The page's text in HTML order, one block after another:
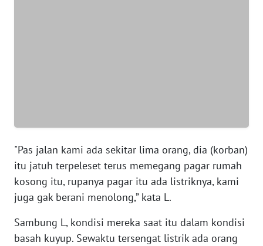
"Pas jalan kami ada sekitar lima orang, dia (korban)
itu jatuh terpeleset terus memegang pagar rumah
kosong itu, rupanya pagar itu ada listriknya, kami
juga gak berani menolong,” kata L.
Sambung L, kondisi mereka saat itu dalam kondisi
basah kuyup. Sewaktu tersengat listrik ada orang
SULTRA
NTB
WN
SULTENG